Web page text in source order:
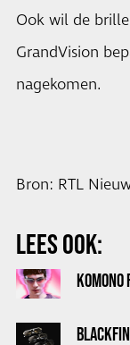
Ook wil de
GrandVision
nagekomen.
Bron: RTL
LEES OOK:
KOMONO